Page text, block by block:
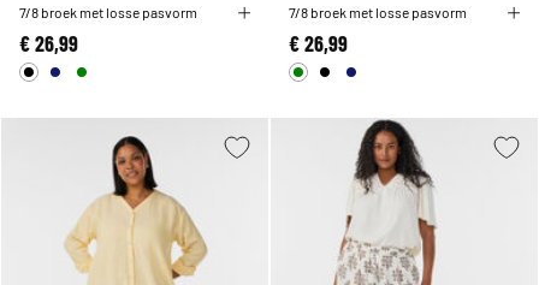
7/8 broek met losse pasvorm
€ 26,99
7/8 broek met losse pasvorm
€ 26,99